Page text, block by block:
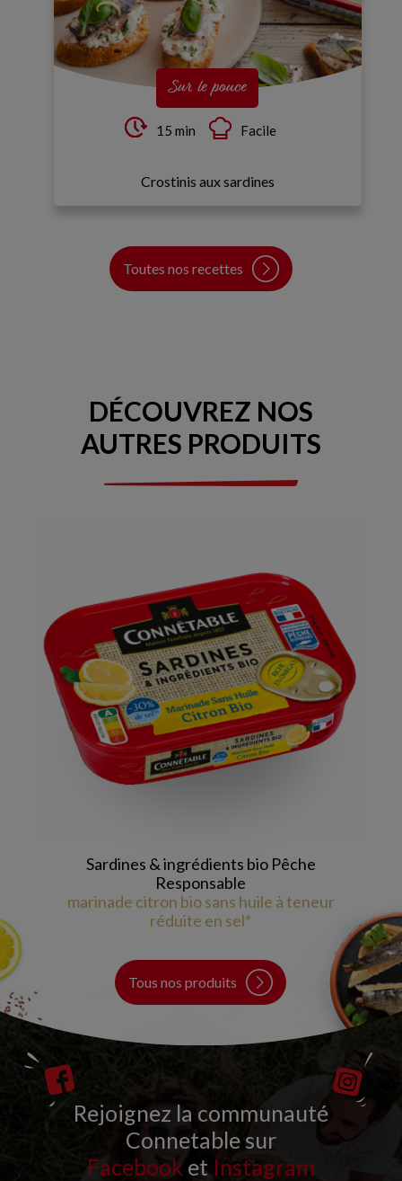
Sur le pouce
15 min Facile
Crostinis aux sardines
Toutes nos recettes
DÉCOUVREZ NOS
AUTRES PRODUITS
Sardines & ingrédients bio Pêche
Responsable
marinade citron bio sans huile à teneur
réduite en sel*
Tous nos produits
Rejoignez la communauté
Connetable sur
Facebooket Instagram